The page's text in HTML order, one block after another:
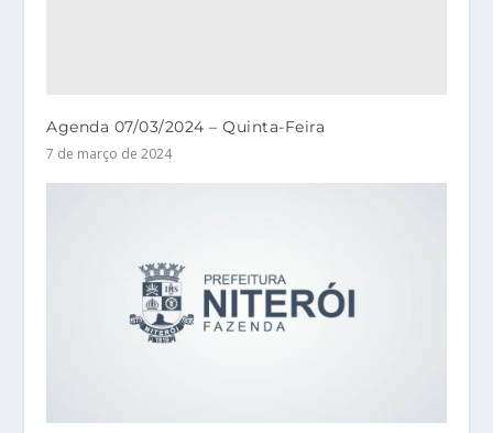
Agenda 07/03/2024 – Quinta-Feira
7 de março de 2024